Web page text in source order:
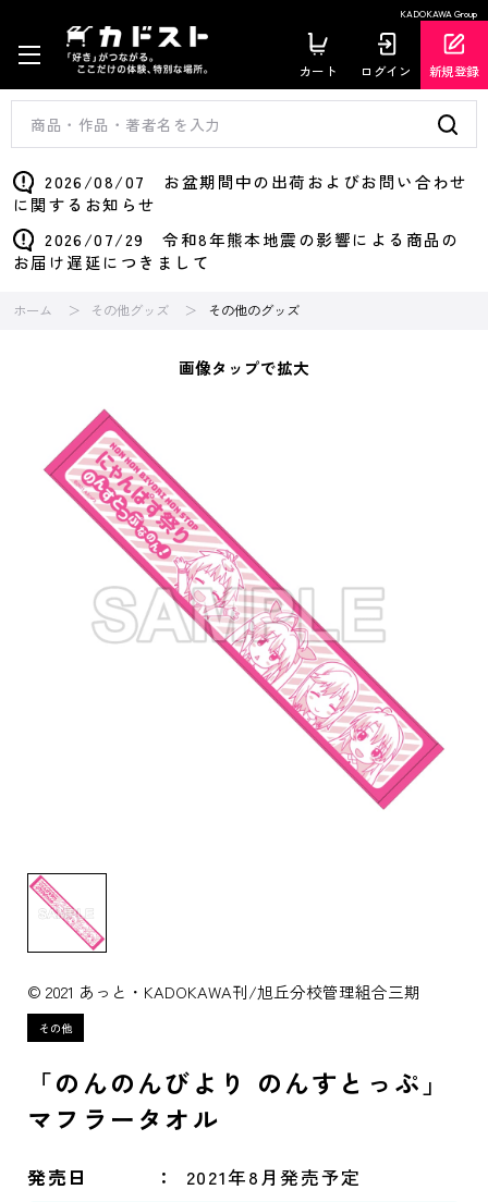
KADOKAWA Group
カート ログイン 新規登録
2026/08/07 お盆期間中の出荷およびお問い合わせ
に関するお知らせ
2026/07/29 令和8年熊本地震の影響による商品の
お届け遅延につきまして
ホーム その他グッズ その他のグッズ
画像タップで拡大
© 2021 あっと・KADOKAWA刊/旭丘分校管理組合三期
「のんのんびより のんすとっぷ」
マフラータオル
発売日 2021年8月発売予定